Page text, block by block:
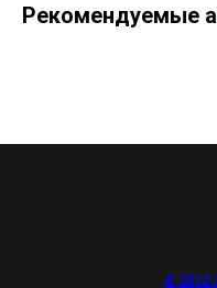
Рекомендуемые
© 2012-